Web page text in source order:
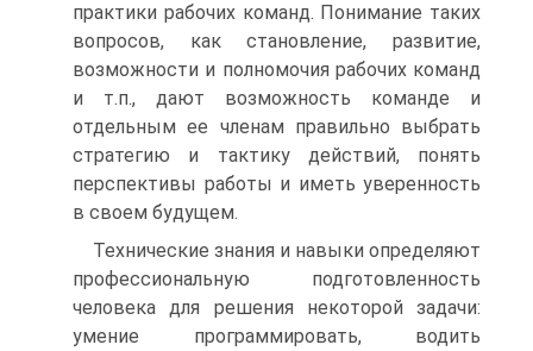
практики рабочих команд. Понимание таких
вопросов, как становление, развитие,
возможности и полномочия рабочих команд
и т.п., дают возможность команде и
отдельным ее членам правильно выбрать
стратегию и тактику действий, понять
перспективы работы и иметь уверенность
в своем будущем.
Технические знания и навыки определяют
профессиональную подготовленность
человека для решения некоторой задачи:
умение программировать, водить